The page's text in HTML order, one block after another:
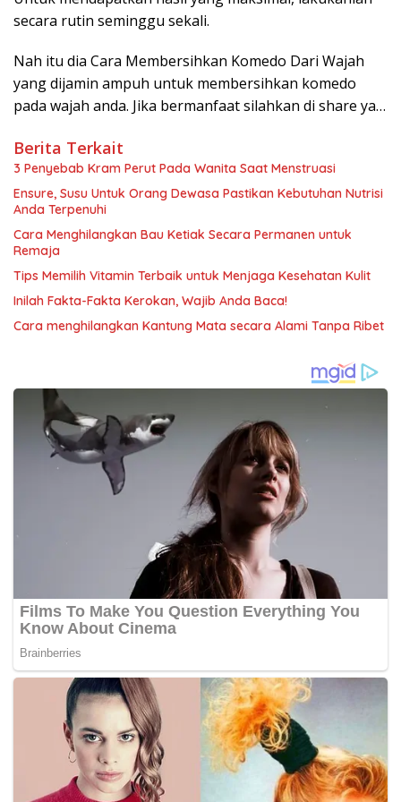
secara rutin seminggu sekali.
Nah itu dia Cara Membersihkan Komedo Dari Wajah
yang dijamin ampuh untuk membersihkan komedo
pada wajah anda. Jika bermanfaat silahkan di share ya…
Berita Terkait
3 Penyebab Kram Perut Pada Wanita Saat Menstruasi
Ensure, Susu Untuk Orang Dewasa Pastikan Kebutuhan Nutrisi
Anda Terpenuhi
Cara Menghilangkan Bau Ketiak Secara Permanen untuk
Remaja
Tips Memilih Vitamin Terbaik untuk Menjaga Kesehatan Kulit
Inilah Fakta-Fakta Kerokan, Wajib Anda Baca!
Cara menghilangkan Kantung Mata secara Alami Tanpa Ribet